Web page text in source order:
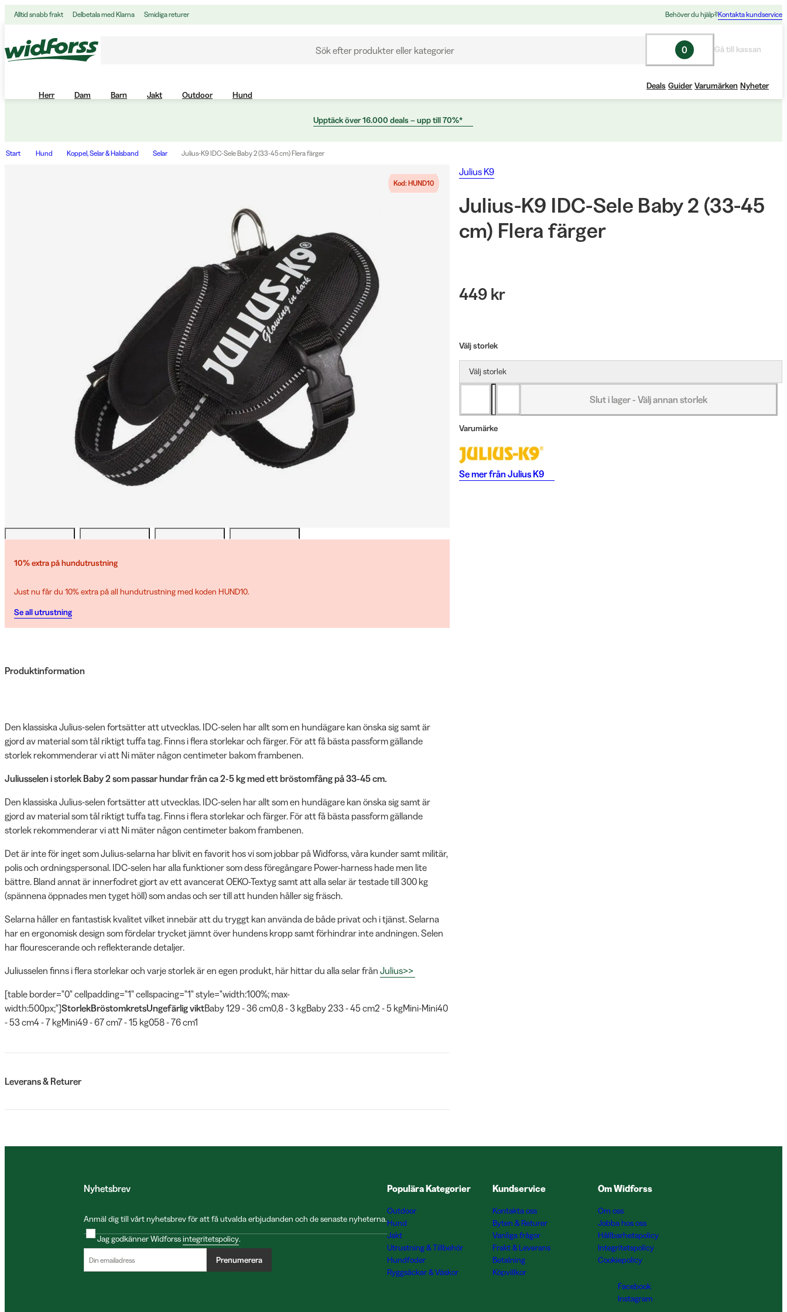
Alltid snabb frakt Delbetala med Klarna Smidiga returer Behöver du hjälp?Kontakta kundservice
Sök efter produkter eller kategorier 0 Gå till kassan
Herr Dam Barn Jakt Outdoor Hund
Deals Guider Varumärken Nyheter
Upptäck över 16.000 deals – upp till 70%*
Start Hund Koppel, Selar & Halsband Selar Julius-K9 IDC-Sele Baby 2 (33-45 cm) Flera färger
Kod: HUND10
10% extra på hundutrustning
Just nu får du 10% extra på all hundutrustning med koden HUND10.
Se all utrustning
Produktinformation
Den klassiska Julius-selen fortsätter att utvecklas. IDC-selen har allt som en hundägare kan önska sig samt är
gjord av material som tål riktigt tuffa tag. Finns i flera storlekar och färger. För att få bästa passform gällande
storlek rekommenderar vi att Ni mäter någon centimeter bakom frambenen.
Juliusselen i storlek Baby 2 som passar hundar från ca 2-5 kg med ett bröstomfång på 33-45 cm.
Den klassiska Julius-selen fortsätter att utvecklas. IDC-selen har allt som en hundägare kan önska sig samt är
gjord av material som tål riktigt tuffa tag. Finns i flera storlekar och färger. För att få bästa passform gällande
storlek rekommenderar vi att Ni mäter någon centimeter bakom frambenen.
Det är inte för inget som Julius-selarna har blivit en favorit hos vi som jobbar på Widforss, våra kunder samt militär,
polis och ordningspersonal. IDC-selen har alla funktioner som dess föregångare Power-harness hade men lite
bättre. Bland annat är innerfodret gjort av ett avancerat OEKO-Textyg samt att alla selar är testade till 300 kg
(spännena öppnades men tyget höll) som andas och ser till att hunden håller sig fräsch.
Selarna håller en fantastisk kvalitet vilket innebär att du tryggt kan använda de både privat och i tjänst. Selarna
har en ergonomisk design som fördelar trycket jämnt över hundens kropp samt förhindrar inte andningen. Selen
har flourescerande och reflekterande detaljer.
Juliusselen finns i flera storlekar och varje storlek är en egen produkt, här hittar du alla selar från Julius>>
[table border="0" cellpadding="1" cellspacing="1" style="width:100%; max-
width:500px;"]StorlekBröstomkretsUngefärlig viktBaby 129 - 36 cm0,8 - 3 kgBaby 233 - 45 cm2 - 5 kgMini-Mini40
- 53 cm4 - 7 kgMini49 - 67 cm7 - 15 kg058 - 76 cm1
Leverans & Returer
Julius K9
Julius-K9 IDC-Sele Baby 2 (33-45
cm) Flera färger
449 kr
Välj storlek
Välj storlek
Slut i lager - Välj annan storlek
Varumärke
Se mer frånJulius K9
Nyhetsbrev
Anmäl dig till vårt nyhetsbrev för att få utvalda erbjudanden och de senaste nyheterna.
Jag godkänner Widforssintegritetspolicy.
Prenumerera
Populära Kategorier
Outdoor
Hund
Jakt
Utrustning & Tillbehör
Hundfoder
Ryggsäckar & Väskor
Kundservice
Kontakta oss
Byten & Returer
Vanliga frågor
Frakt & Leverans
Betalning
Köpvillkor
Om Widforss
Om oss
Jobba hos oss
Hållbarhetspolicy
Integritetspolicy
Cookiepolicy
Facebook
Instagram